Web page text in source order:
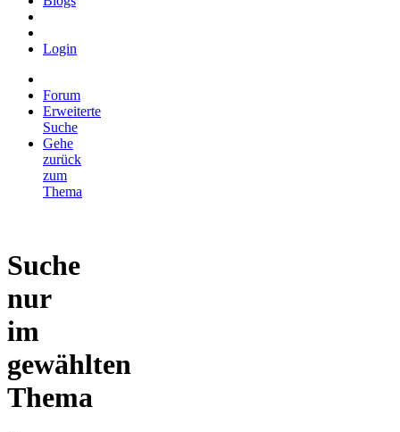
Login
Forum
Erweiterte
Suche
Gehe
zurück
zum
Thema
Suche
nur
im
gewählten
Thema